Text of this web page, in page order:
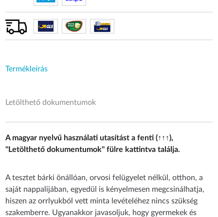
Termékleírás
Letölthető dokumentumok
A magyar nyelvű használati utasítást a fenti (↑↑↑),
"Letölthető dokumentumok" fülre kattintva találja.
A tesztet bárki önállóan, orvosi felügyelet nélkül, otthon, a
saját nappalijában, egyedül is kényelmesen megcsinálhatja,
hiszen az orrlyukból vett minta levételéhez nincs szükség
szakemberre. Ugyanakkor javasoljuk, hogy gyermekek és